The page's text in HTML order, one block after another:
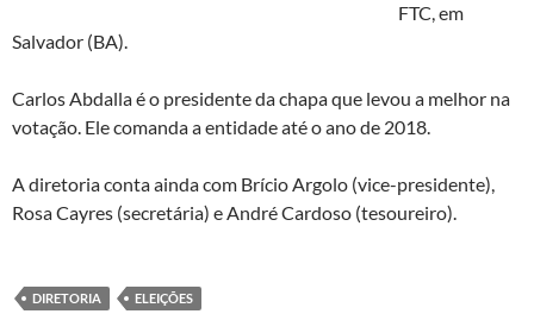
FTC, em
Salvador (BA).
Carlos Abdalla é o presidente da chapa que levou a melhor na
votação. Ele comanda a entidade até o ano de 2018.
A diretoria conta ainda com Brício Argolo (vice-presidente),
Rosa Cayres (secretária) e André Cardoso (tesoureiro).
DIRETORIA ELEIÇÕES